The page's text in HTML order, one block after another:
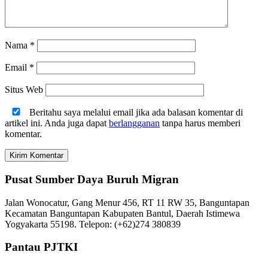
Nama *
Email *
Situs Web
Beritahu saya melalui email jika ada balasan komentar di
artikel ini. Anda juga dapat berlangganan tanpa harus memberi
komentar.
Pusat Sumber Daya Buruh Migran
Jalan Wonocatur, Gang Menur 456, RT 11 RW 35, Banguntapan
Kecamatan Banguntapan Kabupaten Bantul, Daerah Istimewa
Yogyakarta 55198. Telepon: (+62)274 380839
Pantau PJTKI